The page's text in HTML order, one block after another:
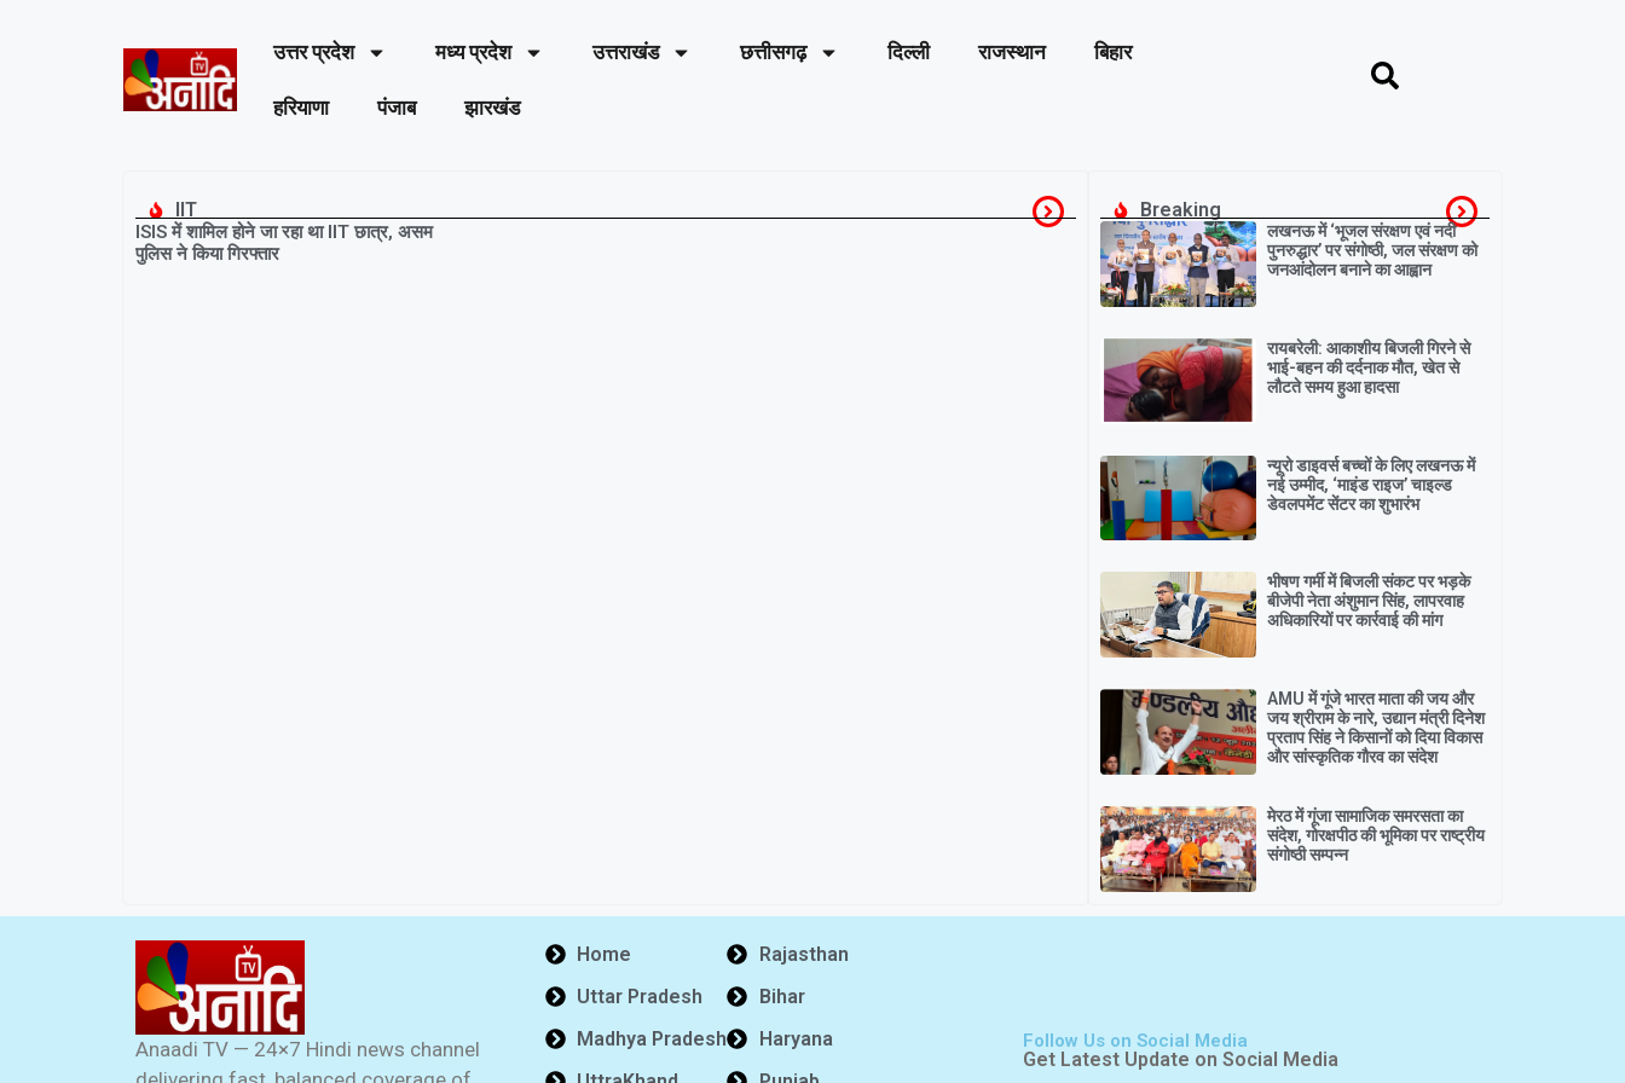
उत्तर प्रदेश मध्य प्रदेश उत्तराखंड छत्तीसगढ़ दिल्ली राजस्थान बिहार
हरियाणा पंजाब झारखंड
IIT
ISIS में शामिल होने जा रहा था IIT छात्र, असम
पुलिस ने किया गिरफ्तार
Breaking
लखनऊ में ‘भूजल संरक्षण एवं नदी
पुनरुद्धार’ पर संगोष्ठी, जल संरक्षण को
जनआंदोलन बनाने का आह्वान
रायबरेली: आकाशीय बिजली गिरने से
भाई-बहन की दर्दनाक मौत, खेत से
लौटते समय हुआ हादसा
न्यूरो डाइवर्स बच्चों के लिए लखनऊ में
नई उम्मीद, ‘माइंड राइज’ चाइल्ड
डेवलपमेंट सेंटर का शुभारंभ
भीषण गर्मी में बिजली संकट पर भड़के
बीजेपी नेता अंशुमान सिंह, लापरवाह
अधिकारियों पर कार्रवाई की मांग
AMU में गूंजे भारत माता की जय और
जय श्रीराम के नारे, उद्यान मंत्री दिनेश
प्रताप सिंह ने किसानों को दिया विकास
और सांस्कृतिक गौरव का संदेश
मेरठ में गूंजा सामाजिक समरसता का
संदेश, गोरक्षपीठ की भूमिका पर राष्ट्रीय
संगोष्ठी सम्पन्न
Anaadi TV — 24×7 Hindi news channel
Home
Uttar Pradesh
Madhya Pradesh
Rajasthan
Bihar
Haryana
Follow Us on Social Media
Get Latest Update on Social Media